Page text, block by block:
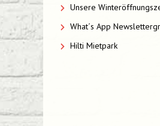
Unsere
What´s App
Hilti Mietpark